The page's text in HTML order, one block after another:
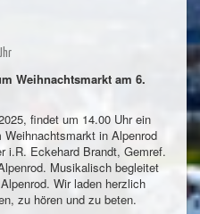
Weihnachtsmarkt am 6.
findet um 14.00 Uhr ein
in Alpenrod
i.R. Eckehard Brandt, Gemref.
Musikalisch begleitet
Wir laden herzlich
zu hören und zu beten.